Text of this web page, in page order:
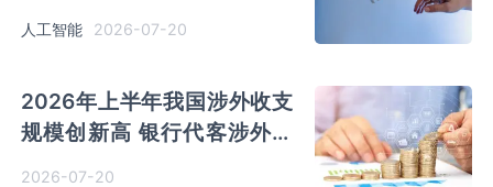
全球AI发展“八项行动”
人工智能 2026-07-20
2026年上半年我国涉外收支
规模创新高 银行代客涉外收
2026-07-20